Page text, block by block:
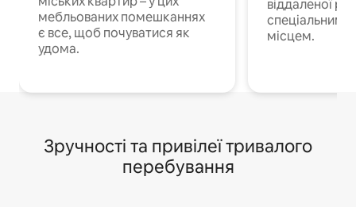
мебльованих помешканнях
є все, щоб почуватися як
удома.
віддаленої
спеціальним
місцем.
Зручності та привілеї тривалого
перебування